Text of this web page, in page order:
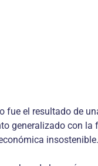
fue el resultado de
generalizado con
insostenible.